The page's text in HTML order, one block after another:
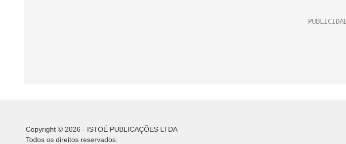
Copyright © 2026 - ISTOÉ PUBLICAÇÕES LTDA
Todos os direitos reservados.